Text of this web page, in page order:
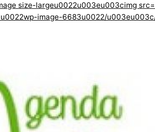
size-largeu0022u003eu003cimg
image-6683u0022/